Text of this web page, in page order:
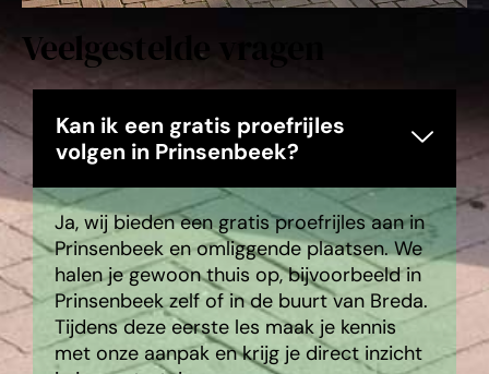
Veelgestelde vragen
Kan ik een gratis proefrijles
volgen in Prinsenbeek?
Ja, wij bieden een gratis proefrijles aan in
Prinsenbeek en omliggende plaatsen. We
halen je gewoon thuis op, bijvoorbeeld in
Prinsenbeek zelf of in de buurt van Breda.
Tijdens deze eerste les maak je kennis
met onze aanpak en krijg je direct inzicht